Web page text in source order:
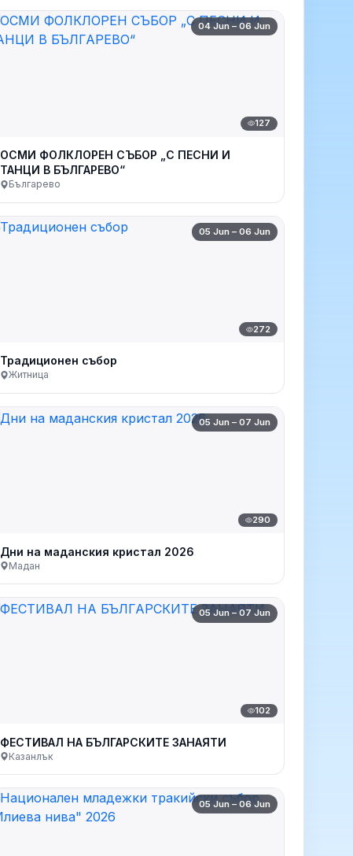
04 Jun – 06 Jun
127
ОСМИ ФОЛКЛОРЕН СЪБОР „С ПЕСНИ И
ТАНЦИ В БЪЛГАРЕВО“
Българево
05 Jun – 06 Jun
272
Традиционен събор
Житница
05 Jun – 07 Jun
290
Дни на маданския кристал 2026
Мадан
05 Jun – 07 Jun
102
ФЕСТИВАЛ НА БЪЛГАРСКИТЕ ЗАНАЯТИ
Казанлък
05 Jun – 06 Jun